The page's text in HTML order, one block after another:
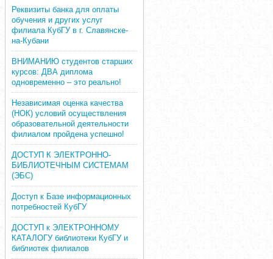
Реквизиты банка для оплаты
обучения и других услуг
филиала КубГУ в г. Славянске-
на-Кубани
ВНИМАНИЮ студентов старших
курсов: ДВА диплома
одновременно – это реально!
Независимая оценка качества
(НОК) условий осуществления
образовательной деятельности
филиалом пройдена успешно!
ДОСТУП К ЭЛЕКТРОННО-
БИБЛИОТЕЧНЫМ СИСТЕМАМ
(ЭБС)
Доступ к Базе информационных
потребностей КубГУ
ДОСТУП к ЭЛЕКТРОННОМУ
КАТАЛОГУ библиотеки КубГУ и
библиотек филиалов